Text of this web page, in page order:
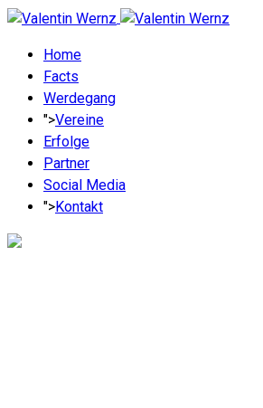
Home
Facts
Werdegang
">Vereine
Erfolge
Partner
Social Media
">Kontakt